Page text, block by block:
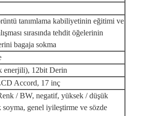
tanımlama kabiliyetinin eğitimi ve
sırasında tehdit öğelerinin
bagaja sokma
enerjili), 12bit Derin
Accord, 17 inç
/ BW, negatif, yüksek / düşük
genel iyileştirme ve sözde